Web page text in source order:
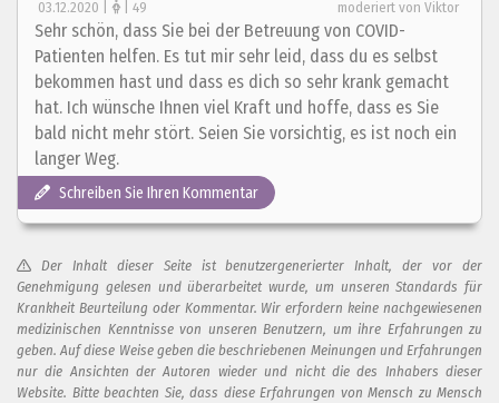
03.12.2020 | 49 moderiert von Viktor
Sehr schön, dass Sie bei der Betreuung von COVID-
Patienten helfen. Es tut mir sehr leid, dass du es selbst
bekommen hast und dass es dich so sehr krank gemacht
hat. Ich wünsche Ihnen viel Kraft und hoffe, dass es Sie
bald nicht mehr stört. Seien Sie vorsichtig, es ist noch ein
langer Weg.
Schreiben Sie Ihren Kommentar
Der Inhalt dieser Seite ist benutzergenerierter Inhalt, der vor der
Genehmigung gelesen und überarbeitet wurde, um unseren Standards für
Krankheit Beurteilung oder Kommentar. Wir erfordern keine nachgewiesenen
medizinischen Kenntnisse von unseren Benutzern, um ihre Erfahrungen zu
geben. Auf diese Weise geben die beschriebenen Meinungen und Erfahrungen
nur die Ansichten der Autoren wieder und nicht die des Inhabers dieser
Website. Bitte beachten Sie, dass diese Erfahrungen von Mensch zu Mensch